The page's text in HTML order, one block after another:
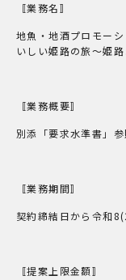
〚業務名〛
地魚・地酒プロモー
いしい姫路の旅～姫
〚業務概要〛
別添「要求水準書」参
〚業務期間〛
契約締結日から令和
〚提案上限金額〛